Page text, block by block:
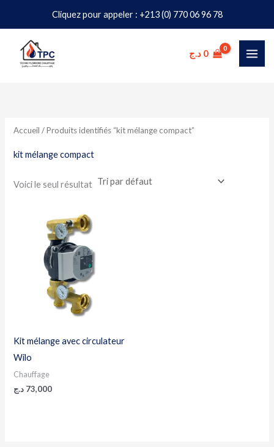
Cliquez pour appeler : +213 (0) 770 06 96 78
contenu
0 د.ج
Accueil / Produits identifiés “kit mélange compact”
kit mélange compact
Voici le seul résultat
Kit mélange avec circulateur
Wilo
Chauffage
73,000 د.ج